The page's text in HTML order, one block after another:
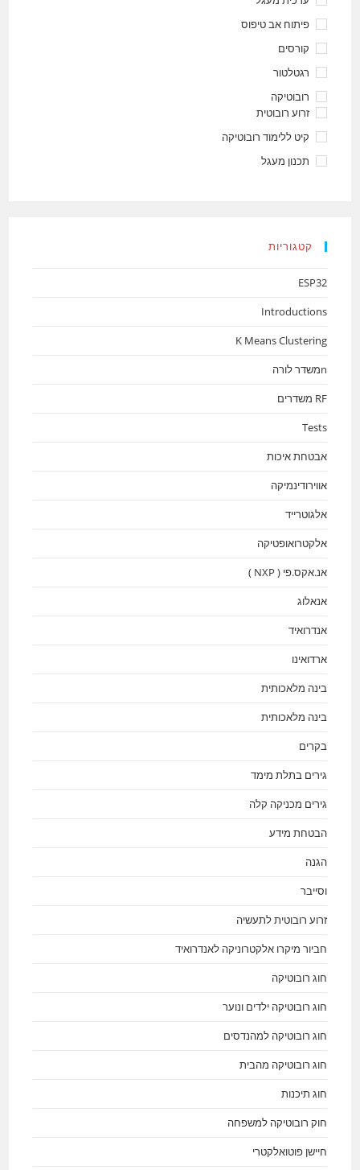
פיתוח אב טיפוס
קורסים
רגטלטור
רובוטיקה
זרוע רובוטית
קיט ללימוד רובוטיקה
תכנון מעגל
קטגוריות
ESP32
Introductions
K Means Clustering
nמשדר לורה
RF משדרים
Tests
אבטחת איכות
אווירודינמיקה
אלגוטרייד
אלקטרואופטיקה
אנ.אקס.פי ( NXP )
אנאלוג
אנדרואיד
ארדואינו
בינה מלאכותית
בינה מלאכותית
בקרים
גירים בתלת מימד
גירים מכניקה קלה
הבטחת מידע
הגנה
וסייבר
זרוע רובוטית לתעשיה
חביור מיקרו אלקטרוניקה לאנדרואיד
חוג רובוטיקה
חוג רובוטיקה ילדים ונוער
חוג רובוטיקה למהנדסים
חוג רובוטיקה מהבית
חוג תיכנות
חוק רובוטיקה למשפחה
חיישן פוטואלקטרי